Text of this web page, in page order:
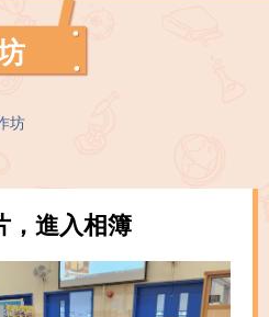
坊
，進入相簿